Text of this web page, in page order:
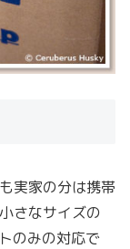
実家の分は携帯
さなサイズの
のみの対応で